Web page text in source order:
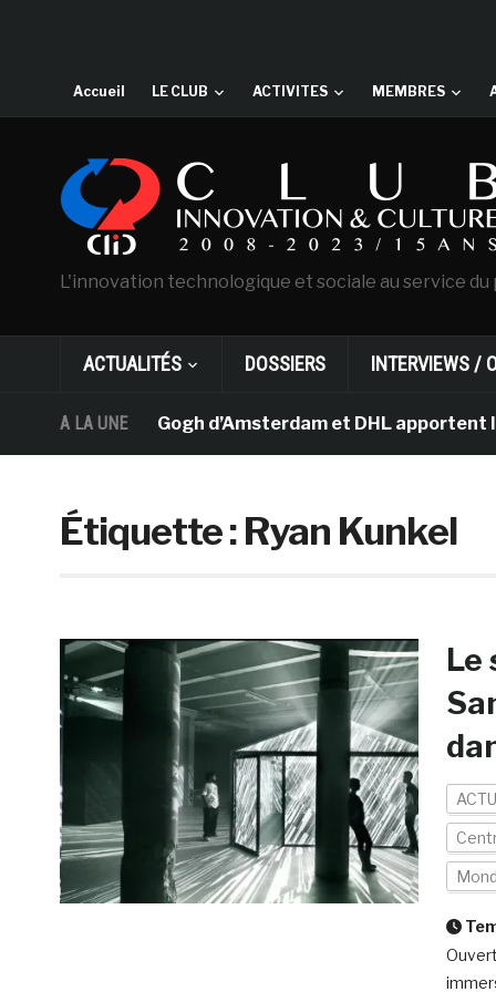
Accueil LE CLUB ACTIVITES MEMBRES
L'innovation technologique et sociale au service
ACTUALITÉS DOSSIERS INTERVIEWS /
A LA UNE
musée Van Gogh d’Amsterdam et DHL apportent l’art
Étiquette :Ryan Kunkel
Le